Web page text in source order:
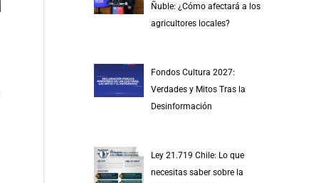
Ñuble: ¿Cómo afectará a los
agricultores locales?
Fondos Cultura 2027:
Verdades y Mitos Tras la
Desinformación
Ley 21.719 Chile: Lo que
necesitas saber sobre la